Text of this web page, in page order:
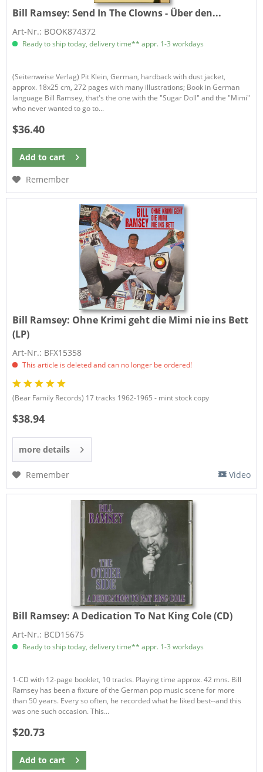
Bill Ramsey:Send In The Clowns - Über den...
Art-Nr.: BOOK874372
Ready to ship today, delivery time** appr. 1-3 workdays
(Seitenweise Verlag) Pit Klein, German, hardback with dust jacket,
approx. 18x25 cm, 272 pages with many illustrations; Book in German
language Bill Ramsey, that's the one with the "Sugar Doll" and the "Mimi"
who never wanted to go to...
$36.40
Add to cart
Remember
Bill Ramsey: Ohne Krimi geht die Mimi nie ins Bett
(LP)
Art-Nr.: BFX15358
This article is deleted and can no longer be ordered!
(Bear Family Records) 17 tracks 1962-1965 - mint stock copy
$38.94
more details
Remember Video
Bill Ramsey:A Dedication To Nat King Cole (CD)
Art-Nr.: BCD15675
Ready to ship today, delivery time** appr. 1-3 workdays
1-CD with 12-page booklet, 10 tracks. Playing time approx. 42 mns. Bill
Ramsey has been a fixture of the German pop music scene for more
than 50 years. Every so often, he recorded what he liked best--and this
was one such occasion. This...
$20.73
Add to cart